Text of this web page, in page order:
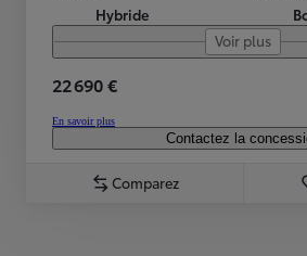
Hybride
Voir plus
22 690 €
En savoir plus
Contactez la
Comparez